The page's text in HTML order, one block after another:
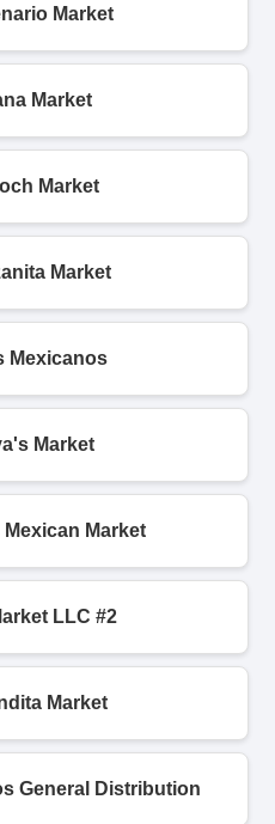
Market
Market
Market
Market
Mexicanos
Market
Mexican Market
LLC #2
Market
General Distribution